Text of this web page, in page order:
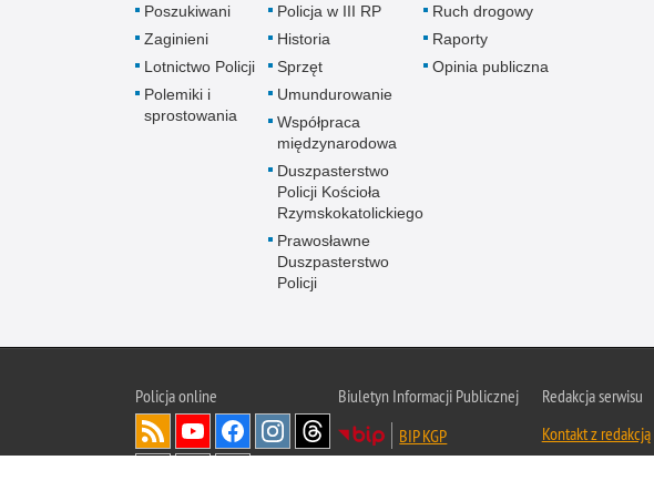
Poszukiwani
Zaginieni
Lotnictwo Policji
Polemiki i
sprostowania
Policja w III RP
Historia
Sprzęt
Umundurowanie
Współpraca
międzynarodowa
Duszpasterstwo
Policji Kościoła
Rzymskokatolickiego
Prawosławne
Duszpasterstwo
Policji
Ruch drogowy
Raporty
Opinia publiczna
Policjaonline
Biuletyn Informacji Publicznej
BIP KGP
Redakcja serwisu
Kontakt z redakcją